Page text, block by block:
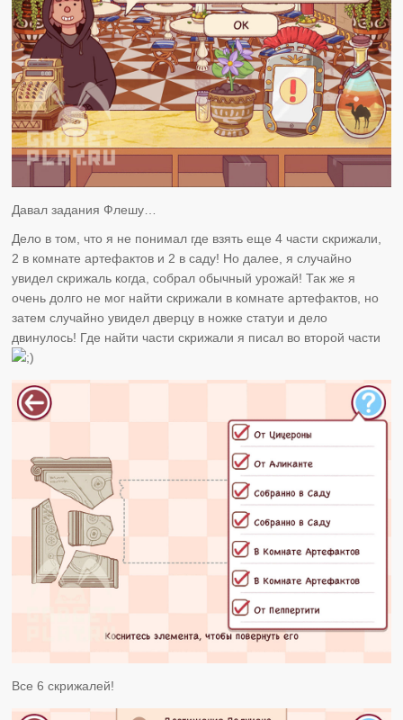
Давал задания Флешу…
Дело в том, что я не понимал где взять еще 4 части скрижали,
2 в комнате артефактов и 2 в саду! Но далее, я случайно
увидел скрижаль когда, собрал обычный урожай! Так же я
очень долго не мог найти скрижали в комнате артефактов, но
затем случайно увидел дверцу в ножке статуи и дело
двинулось! Где найти части скрижали я писал во второй части
Все 6 скрижалей!